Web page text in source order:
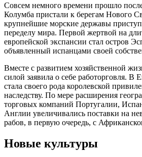
Совсем немного времени прошло
Колумба пристали к берегам Нового
крупнейшие морские державы
переделу мира. Первой жертвой на
европейской экспансии стал остров
объявленный испанцами своей
Вместе с развитием хозяйственной
силой заявила о себе работорговля. В
стала своего рода королевской
наследству. По мере расширения
торговых компаний Португалии,
Англии увеличивались поставки на
рабов, в первую очередь, с
Новые культуры